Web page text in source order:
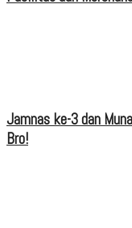
Jamnas ke-3 dan
Bro!